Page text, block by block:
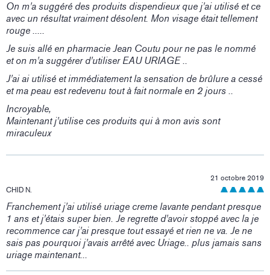
On m'a suggéré des produits dispendieux que j'ai utilisé et ce
avec un résultat vraiment désolent. Mon visage était tellement
rouge .....
Je suis allé en pharmacie Jean Coutu pour ne pas le nommé
et on m'a suggérer d'utiliser EAU URIAGE ..
J'ai ai utilisé et immédiatement la sensation de brûlure a cessé
et ma peau est redevenu tout à fait normale en 2 jours ..
Incroyable,
Maintenant j'utilise ces produits qui à mon avis sont
miraculeux
CHID N.
21 octobre 2019
Franchement j'ai utilisé uriage creme lavante pendant presque
1 ans et j'étais super bien. Je regrette d'avoir stoppé avec la je
recommence car j'ai presque tout essayé et rien ne va. Je ne
sais pas pourquoi j'avais arrêté avec Uriage.. plus jamais sans
uriage maintenant...